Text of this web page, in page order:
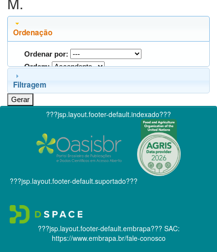
Ordenação
Ordenar por:
Ordem:
Filtragem
???jsp.layout.footer-default.indexado???
???jsp.layout.footer-default.suportado???
???jsp.layout.footer-default.embrapa??? SAC:
https://www.embrapa.br/fale-conosco